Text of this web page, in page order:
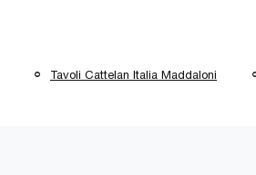
Tavoli Cattelan Italia Maddaloni